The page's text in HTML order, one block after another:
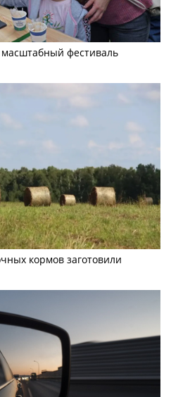
масштабный фестиваль
кормов заготовили